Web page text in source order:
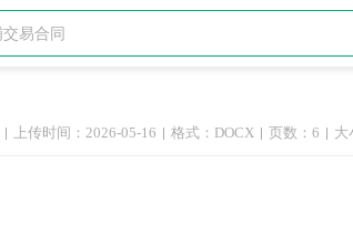
上传时间：2026-05-16 格式：DOCX 页数：6 大